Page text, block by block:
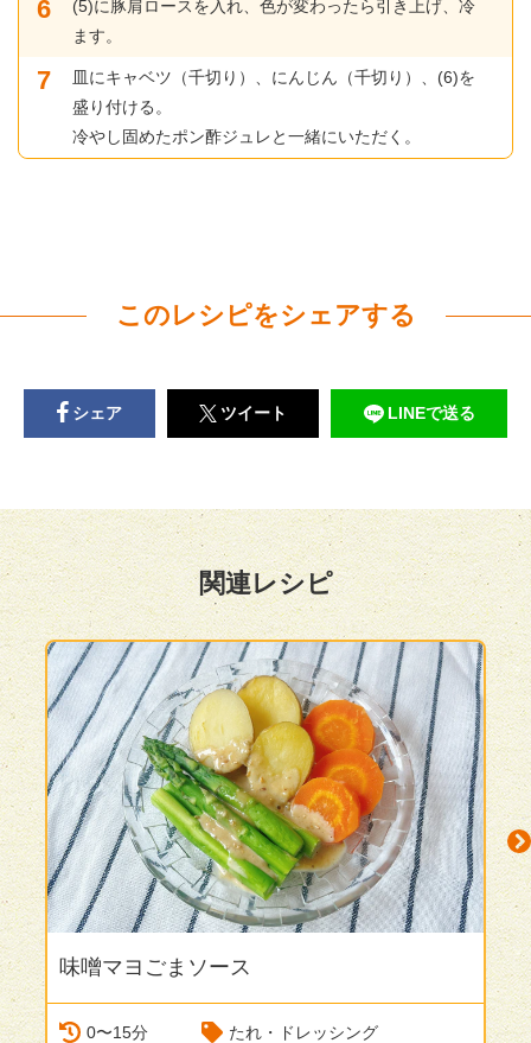
(5)に豚肩ロースを入れ、色が変わったら引き上げ、冷
ます。
皿にキャベツ（千切り）、にんじん（千切り）、(6)を
盛り付ける。
冷やし固めたポン酢ジュレと一緒にいただく。
このレシピをシェアする
シェア ツイート LINEで送る
関連レシピ
味噌マヨごまソース
0〜15分 たれ・ドレッシング